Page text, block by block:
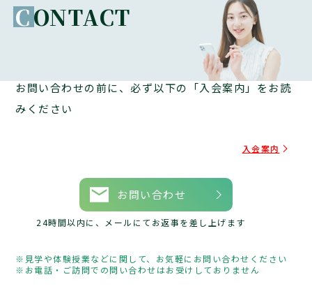
CONTACT
お問い合わせの前に、必ず以下の「入会案内」をお読
みください
入会案内
お問い合わせ
24時間以内に、メールにてお返事を差し上げます
見学や体験授業などに関して、お気軽にお問い合わせください
お電話・ご訪問での問い合わせはお受けしておりません